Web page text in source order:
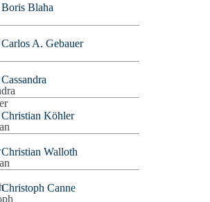
Boris Blaha
Carlos A. Gebauer
Cassandra
Christian Köhler
Christian Walloth
Christoph Canne